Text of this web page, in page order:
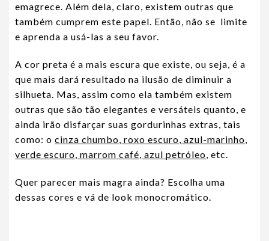
emagrece. Além dela, claro, existem outras que
também cumprem este papel. Então, não se limite
e aprenda a usá-las a seu favor.
A cor preta é a mais escura que existe, ou seja, é a
que mais dará resultado na ilusão de diminuir a
silhueta. Mas, assim como ela também existem
outras que são tão elegantes e versáteis quanto, e
ainda irão disfarçar suas gordurinhas extras, tais
como: o cinza chumbo, roxo escuro, azul-marinho,
verde escuro, marrom café, azul petróleo, etc.
Quer parecer mais magra ainda? Escolha uma
dessas cores e vá de look monocromático.